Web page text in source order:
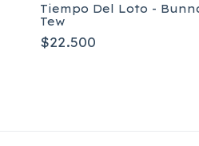
Tiempo Del Loto -
Tew
$22.500